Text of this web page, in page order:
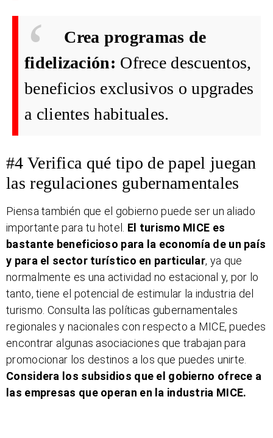
Crea programas de
fidelización: Ofrece descuentos,
beneficios exclusivos o upgrades
a clientes habituales.
#4 Verifica qué tipo de papel juegan
las regulaciones gubernamentales
Piensa también que el gobierno puede ser un aliado
importante para tu hotel. El turismo MICE es
bastante beneficioso para la economía de un país
y para el sector turístico en particular, ya que
normalmente es una actividad no estacional y, por lo
tanto, tiene el potencial de estimular la industria del
turismo. Consulta las políticas gubernamentales
regionales y nacionales con respecto a MICE, puedes
encontrar algunas asociaciones que trabajan para
promocionar los destinos a los que puedes unirte.
Considera los subsidios que el gobierno ofrece a
las empresas que operan en la industria MICE.